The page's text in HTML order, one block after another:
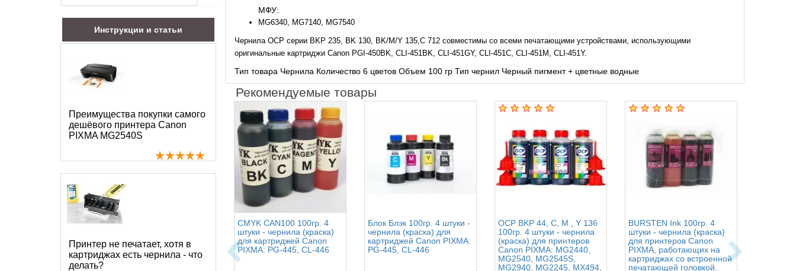
Инструкции и статьи
Преимущества покупки самого
дешёвого принтера Canon
PIXMA MG2540S
Принтер не печатает, хотя в
картриджах есть чернила - что
делать?
МФУ:
MG6340, MG7140, MG7540
Чернила OCP серии BKP 235, BK 130, BK/M/Y 135,C 712 совместимы со всеми печатающими устройствами, использующими
оригинальные картриджи Canon PGI-450BK, CLI-451BK, CLI-451GY, CLI-451C, CLI-451M, CLI-451Y.
Тип товара Чернила Количество 6 цветов Объем 100 гр Тип чернил Черный пигмент + цветные водные
Рекомендуемые товары
CMYK CAN100 100гр. 4
штуки - чернила (краска)
для картриджей Canon
PIXMA: PG-445, CL-446
Блок Блэк 100гр. 4 штуки -
чернила (краска) для
картриджей Canon PIXMA:
PG-445, CL-446
OCP BKP 44, C, M , Y 136
100гр. 4 штуки - чернила
(краска) для принтеров
Canon PIXMA: MG2440,
MG2540, MG2545S,
MG2940, MG2245, MX494,
BURSTEN Ink 100гр. 4
штуки - чернила (краска)
для принтеров Canon
PIXMA, работающих на
картриджах со встроенной
печатающей головкой.